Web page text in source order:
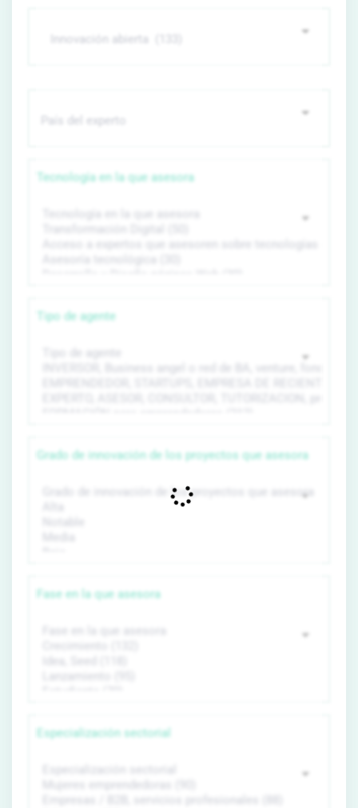
Tecnología en la que asesora
Tipo de agente
Grado de innovación de los proyectos que asesora
Fase en la que asesora
Especialización sectorial